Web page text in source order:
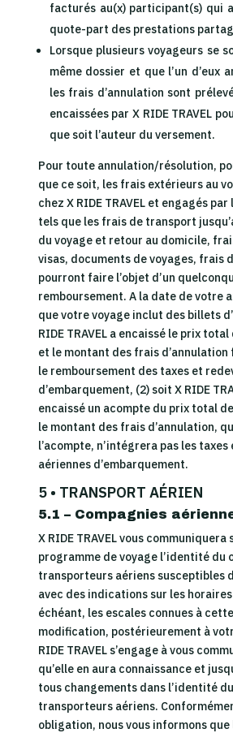
facturés au(x) participant(s) qui
quote-part des prestations
Lorsque plusieurs voyageurs se
même dossier et que l’un d’eux
les frais d’annulation sont
encaissées par X RIDE TRAVEL
que soit l’auteur du versement.
Pour toute annulation/résolution,
que ce soit, les frais extérieurs au
chez X RIDE TRAVEL et engagés
tels que les frais de transport
du voyage et retour au domicile,
visas, documents de voyages, frais
pourront faire l’objet d’un
remboursement. A la date de votre
que votre voyage inclut des billets
RIDE TRAVEL a encaissé le prix
et le montant des frais
le remboursement des taxes et
d’embarquement, (2) soit X RIDE
encaissé un acompte du prix total
le montant des frais d’annulation,
l’acompte, n’intégrera pas les
aériennes d’embarquement.
5 • TRANSPORT AÉRIEN
5.1 – Compagnies
X RIDE TRAVEL vous communiquera
programme de voyage l’identité du
transporteurs aériens susceptibles
avec des indications sur les
échéant, les escales connues à
modification, postérieurement à
RIDE TRAVEL s’engage à vous
qu’elle en aura connaissance et
tous changements dans l’identité
transporteurs aériens.
obligation, nous vous informons